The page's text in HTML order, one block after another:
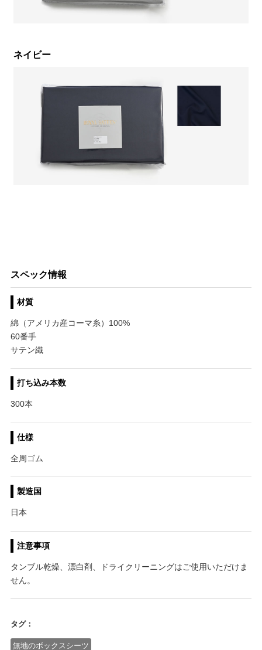
ネイビー
スペック情報
材質
綿（アメリカ産コーマ糸）100%
60番手
サテン織
打ち込み本数
300本
仕様
全周ゴム
製造国
日本
注意事項
タンブル乾燥、漂白剤、ドライクリーニングはご使用いただけま
せん。
タグ：
無地のボックスシーツ